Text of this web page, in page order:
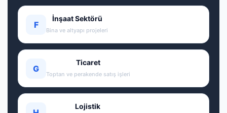
F
İnşaat Sektörü
Bina ve altyapı projeleri
G
Ticaret
Toptan ve perakende satış işleri
Lojistik